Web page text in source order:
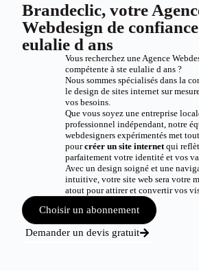
Brandeclic, votre
Webdesign de
eulalie d ans
Vous recherchez une Agence
compétente à ste eulalie d ans ?
Nous sommes spécialisés dans la
le design de sites internet sur
vos besoins.
Que vous soyez une entreprise
professionnel indépendant, notre
webdesigners expérimentés met
pourcréer un site internetqui
parfaitement votre identité et vos
Avec un design soigné et une
intuitive, votre site web sera votre
atout pour attirer et convertir vos
Choisir un abonnement
Demander un devis gratuit